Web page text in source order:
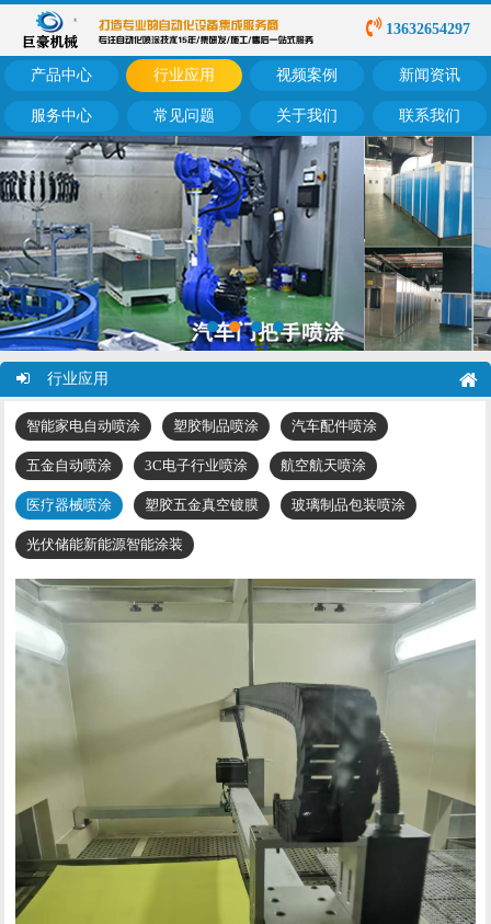
13632654297
产品中心 行业应用 视频案例 新闻资讯
服务中心 常见问题 关于我们 联系我们
行业应用
智能家电自动喷涂 塑胶制品喷涂 汽车配件喷涂
五金自动喷涂 3C电子行业喷涂 航空航天喷涂
医疗器械喷涂 塑胶五金真空镀膜 玻璃制品包装喷涂
光伏储能新能源智能涂装